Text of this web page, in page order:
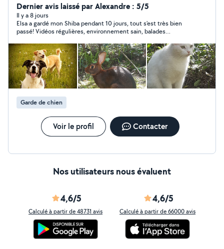
des animaux depuis toujours et voulant leur offrir le
meilleur, mon souhait est de vous aider à maintenir le
confort de vie de votre animal en vous laissant vous
absenter sereinement. Pour vos vacances, des journées
de travail trop longues ou pour le plaisir qu'il rencontre
d'autres copains. Je suis très attentive et observatrice
pour comprendre et répondre au mieux aux besoins de
votre animal, je privilégie toujours le calme et la
bienveillance. N'hésitez pas à me contacter pour plus
Dernier avis laissé par Alexandre : 5/5
Il y a 8 jours
Elsa a gardé mon Shiba pendant 10 jours, tout s'est très bien
passé! Vidéos régulières, environnement sain, balades
recommande vivement !
Garde de chien
Voir le profil Contacter
Nos utilisateurs nous évaluent
4,6/5
Calculé à partir de 48731 avis
4,6/5
Calculé à partir de 66000 avis